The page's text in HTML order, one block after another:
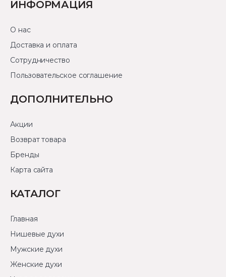
ИНФОРМАЦИЯ
О нас
Доставка и оплата
Сотрудничество
Пользовательское соглашение
ДОПОЛНИТЕЛЬНО
Акции
Возврат товара
Бренды
Карта сайта
КАТАЛОГ
Главная
Нишевые духи
Мужские духи
Женские духи